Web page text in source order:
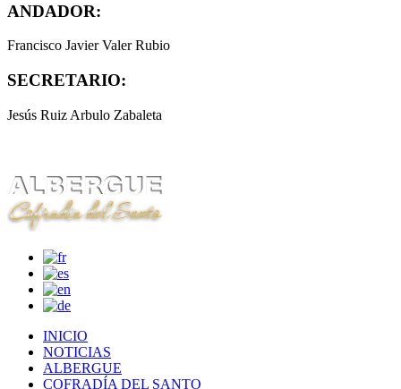
ANDADOR:
Francisco Javier Valer Rubio
SECRETARIO:
Jesús Ruiz Arbulo Zabaleta
INICIO
NOTICIAS
ALBERGUE
COFRADÍA DEL SANTO